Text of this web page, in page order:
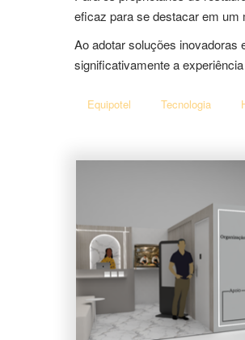
eficaz para se destacar em um
Ao adotar soluções inovadoras
significativamente a
Equipotel Tecnologia